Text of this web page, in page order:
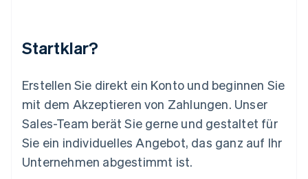
Startklar?
Erstellen Sie direkt ein Konto und beginnen Sie
mit dem Akzeptieren von Zahlungen. Unser
Sales-Team berät Sie gerne und gestaltet für
Sie ein individuelles Angebot, das ganz auf Ihr
Unternehmen abgestimmt ist.
Mexiko
English
Niederlande
Nederlands English
Norwegen
English
Österreich